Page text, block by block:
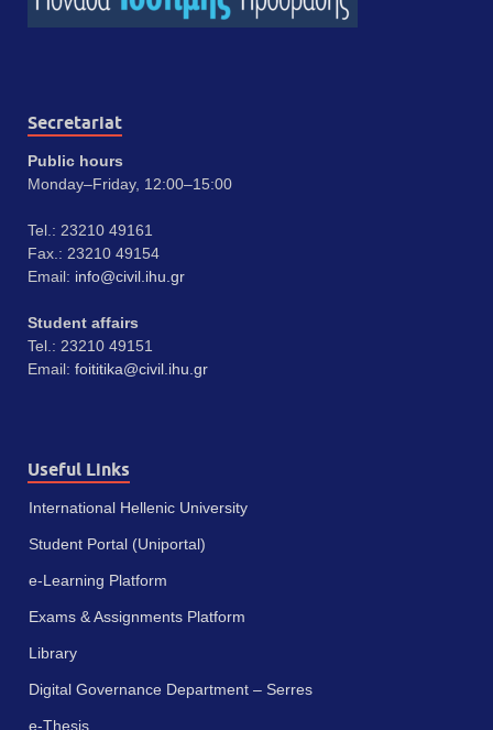
Secretariat
Public hours
Monday–Friday, 12:00–15:00
Tel.: 23210 49161
Fax.: 23210 49154
Email: info@civil.ihu.gr
Student affairs
Tel.: 23210 49151
Email: foititika@civil.ihu.gr
Useful Links
International Hellenic University
Student Portal (Uniportal)
e-Learning Platform
Exams & Assignments Platform
Library
Digital Governance Department – Serres
e-Thesis